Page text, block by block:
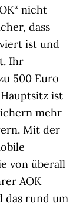
nicht
dass
ist und
Ihr
500 Euro
ist
mehr
‎Mit der
von überall
AOK
das rund um